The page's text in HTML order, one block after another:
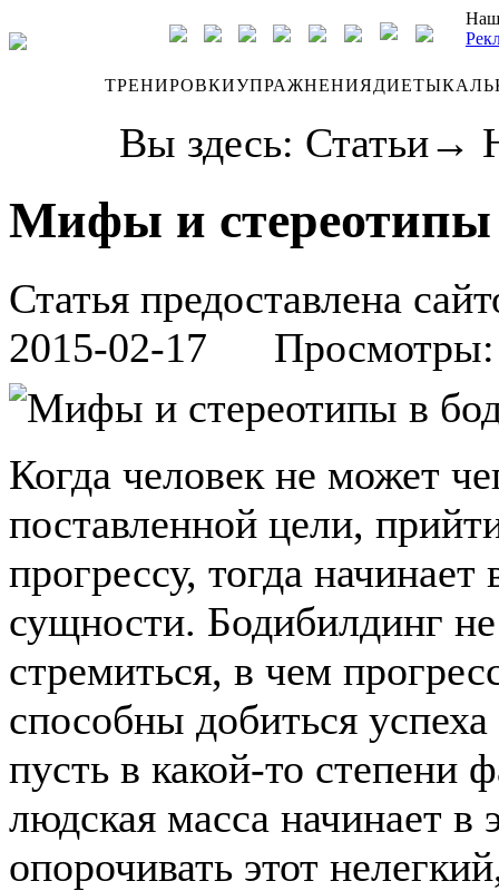
ТРЕНИРОВКИУПРАЖНЕНИЯДИЕТЫ
Вы здесь: Статьи→
Мифы и стереотипы
Статья предоставлена
2015-02-17
Когда человек не может
поставленной цели,
прогрессу, тогда
сущности. Бодибилдинг
стремиться, в чем
способны добиться
пусть в какой-то степени
людская масса начинает в
опорочивать этот